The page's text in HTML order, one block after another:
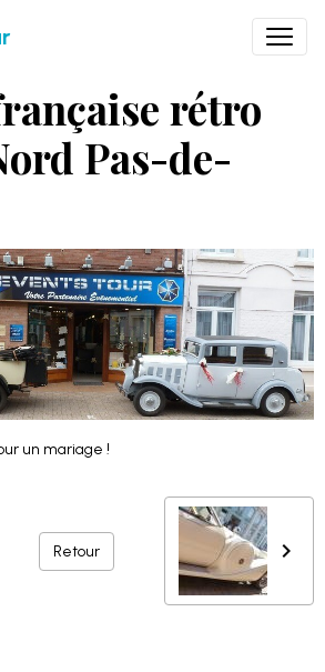
rétro
Pas-de-
un mariage !
Retour